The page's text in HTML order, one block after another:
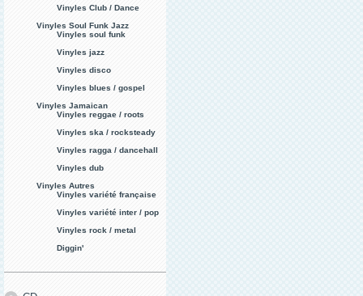
Vinyles Club / Dance
Vinyles Soul Funk Jazz
Vinyles soul funk
Vinyles jazz
Vinyles disco
Vinyles blues / gospel
Vinyles Jamaican
Vinyles reggae / roots
Vinyles ska / rocksteady
Vinyles ragga / dancehall
Vinyles dub
Vinyles Autres
Vinyles variété française
Vinyles variété inter / pop
Vinyles rock / metal
Diggin'